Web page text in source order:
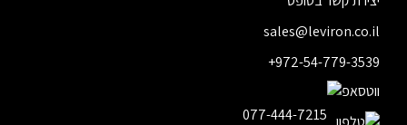
sales@leviron.co.il
+972-54-779-3539
077-444-7215